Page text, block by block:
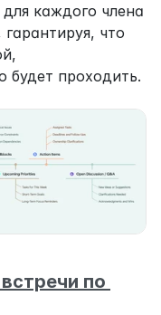
каждого члена
что
будет проходить.
по